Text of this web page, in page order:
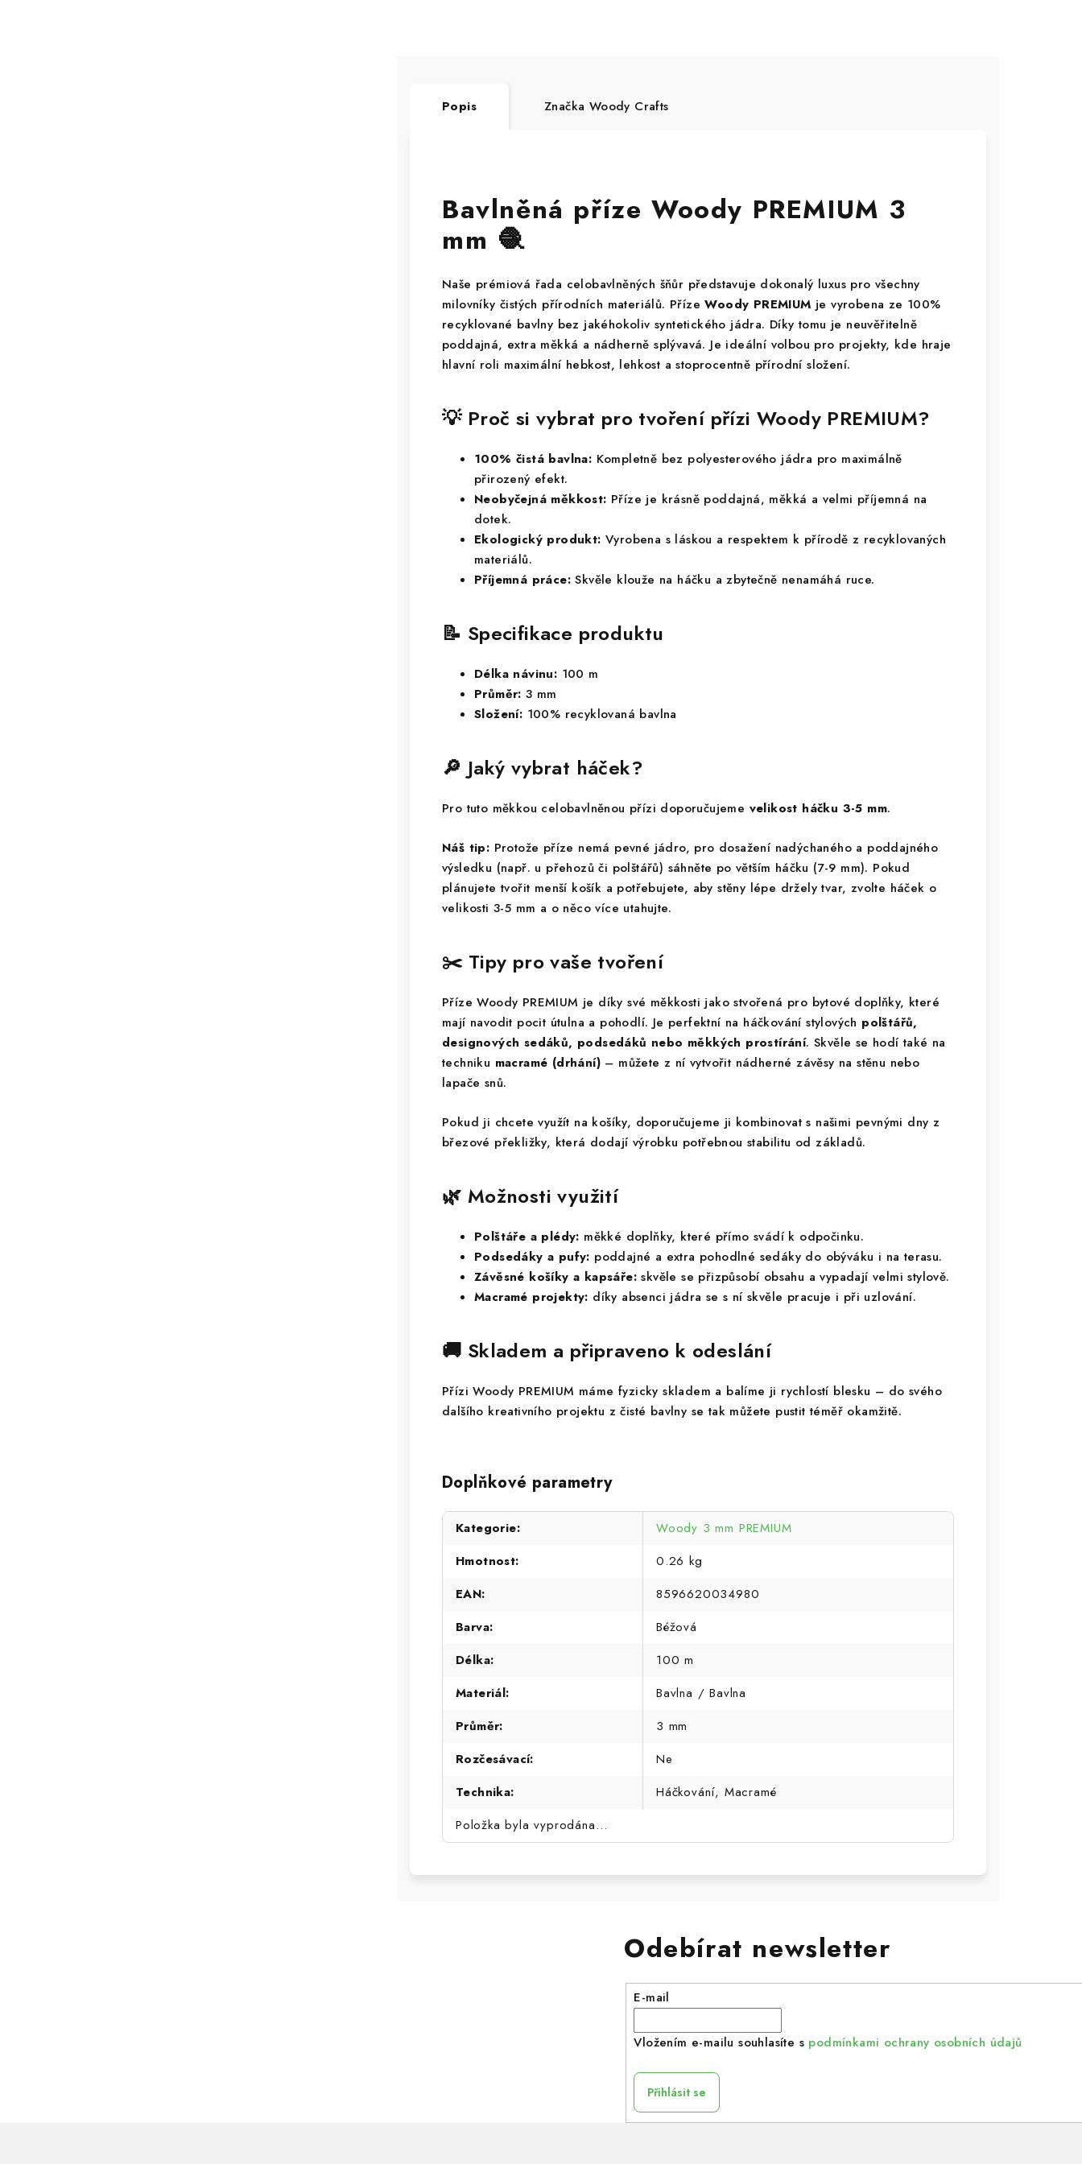
Popis Značka Woody Crafts
Bavlněná příze Woody PREMIUM 3
mm 🧶
Naše prémiová řada celobavlněných šňůr představuje dokonalý luxus pro všechny
milovníky čistých přírodních materiálů. PřízeWoody PREMIUM je vyrobena ze 100%
recyklované bavlny bez jakéhokoliv syntetického jádra. Díky tomu je neuvěřitelně
poddajná, extra měkká a nádherně splývavá. Je ideální volbou pro projekty, kde hraje
hlavní roli maximální hebkost, lehkost a stoprocentně přírodní složení.
💡 Proč si vybrat pro tvoření přízi Woody PREMIUM?
100% čistá bavlna: Kompletně bez polyesterového jádra pro maximálně
přirozený efekt.
Neobyčejná měkkost: Příze je krásně poddajná, měkká a velmi příjemná na
dotek.
Ekologický produkt: Vyrobena s láskou a respektem k přírodě z recyklovaných
materiálů.
Příjemná práce: Skvěle klouže na háčku a zbytečně nenamáhá ruce.
📝 Specifikace produktu
Délka návinu: 100 m
Průměr: 3 mm
Složení: 100% recyklovaná bavlna
🔎 Jaký vybrat háček?
Pro tuto měkkou celobavlněnou přízi doporučujeme velikost háčku 3-5 mm.
Náš tip: Protože příze nemá pevné jádro, pro dosažení nadýchaného a poddajného
výsledku (např. u přehozů či polštářů) sáhněte po větším háčku (7-9 mm). Pokud
plánujete tvořit menší košík a potřebujete, aby stěny lépe držely tvar, zvolte háček o
velikosti 3-5 mm a o něco více utahujte.
✂️ Tipy pro vaše tvoření
Příze Woody PREMIUM je díky své měkkosti jako stvořená pro bytové doplňky, které
mají navodit pocit útulna a pohodlí. Je perfektní na háčkování stylových polštářů,
designových sedáků, podsedáků nebo měkkých prostírání. Skvěle se hodí také na
techniku macramé (drhání) – můžete z ní vytvořit nádherné závěsy na stěnu nebo
lapače snů.
Pokud ji chcete využít na košíky, doporučujeme ji kombinovat s našimi pevnými dny z
březové překližky, která dodají výrobku potřebnou stabilitu od základů.
🌿 Možnosti využití
Polštáře a plédy: měkké doplňky, které přímo svádí k odpočinku.
Podsedáky a pufy: poddajné a extra pohodlné sedáky do obýváku i na terasu.
Závěsné košíky a kapsáře: skvěle se přizpůsobí obsahu a vypadají velmi stylově.
Macramé projekty: díky absenci jádra se s ní skvěle pracuje i při uzlování.
🚚 Skladem a připraveno k odeslání
Přízi Woody PREMIUM máme fyzicky skladem a balíme ji rychlostí blesku – do svého
dalšího kreativního projektu z čisté bavlny se tak můžete pustit téměř okamžitě.
Doplňkové parametry
Kategorie:
Woody 3 mm PREMIUM
Hmotnost:
0.26 kg
EAN:
8596620034980
Barva:
Béžová
Délka:
100 m
Materiál:
Bavlna / Bavlna
Průměr:
3 mm
Rozčesávací:
Ne
Technika:
Háčkování, Macramé
Položka byla vyprodána…
Odebírat newsletter
E-mail
Vložením e-mailu souhlasíte s podmínkami ochrany osobních údajů
Přihlásit se